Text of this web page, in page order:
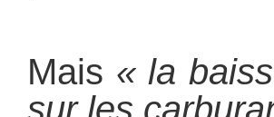
Mais « la
sur les